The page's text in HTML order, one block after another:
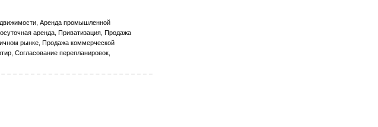
Аренда промышленной
аренда, Приватизация, Продажа
рынке, Продажа коммерческой
Согласование перепланировок,